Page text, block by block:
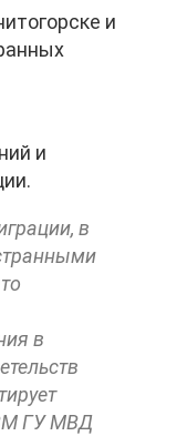
и
и
в
в
ГУ МВД